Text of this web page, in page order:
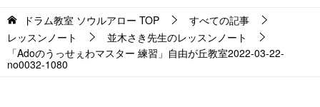
ドラム教室 ソウルアロー TOP
すべての記事
レッスンノート
並木さき先生のレッスンノート
「Adoのうっせぇわマスター 練習」自由が丘教室2022-03-22-
no0032-1080